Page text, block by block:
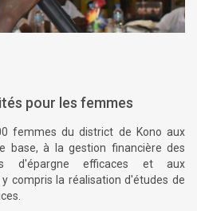
pour les femmes
femmes du district de Kono aux
base, à la gestion financière des
d'épargne efficaces et aux
compris la réalisation d'études de